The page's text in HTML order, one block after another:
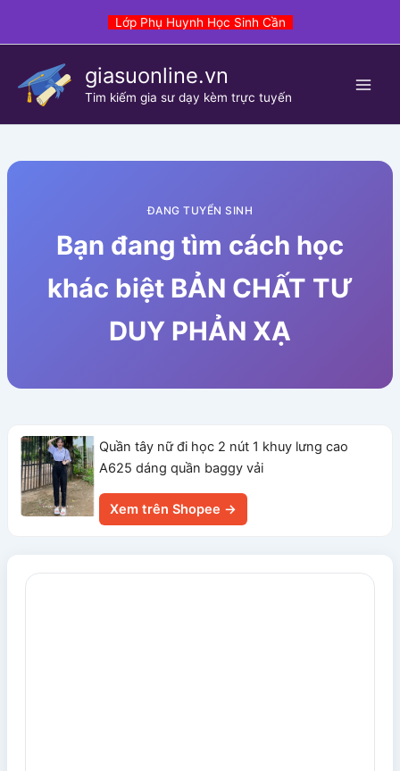
Lớp Phụ Huynh Học Sinh Cần
giasuonline.vn
Tim kiếm gia sư dạy kèm trực tuyến
ĐANG TUYỂN SINH
Bạn đang tìm cách học
khác biệt BẢN CHẤT TƯ
DUY PHẢN XẠ
Quần tây nữ đi học 2 nút 1 khuy lưng cao
A625 dáng quần baggy vải
Xem trên Shopee →